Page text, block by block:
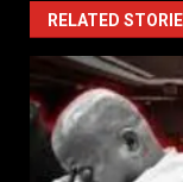
RELATED